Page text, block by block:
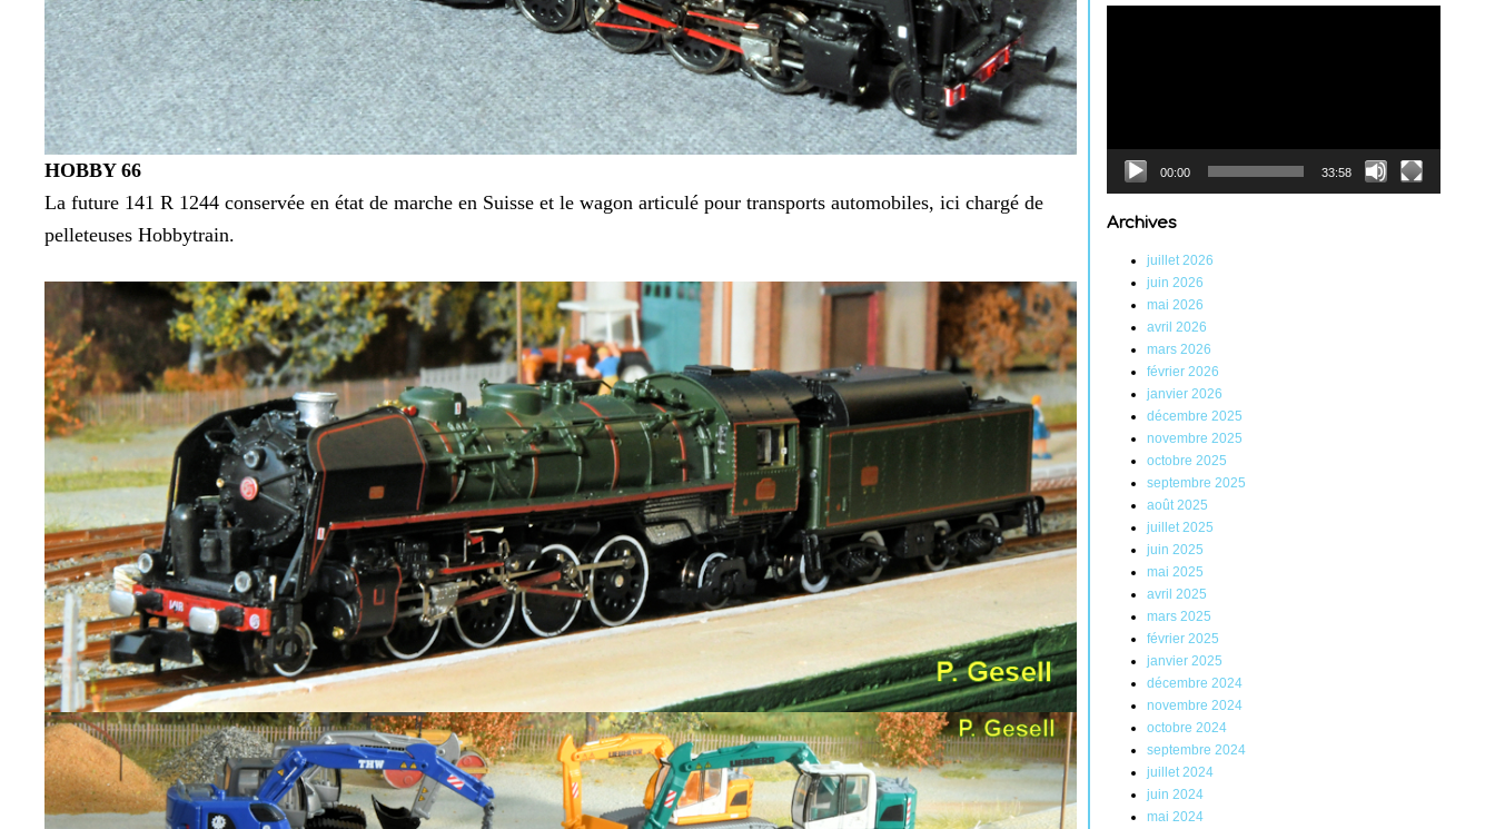
HOBBY 66
La future 141 R 1244 conservée en état de marche en Suisse et le wagon articulé pour transports automobiles, ici chargé de
pelleteuses Hobbytrain.
00:00 33:58
Archives
juillet 2026
juin 2026
mai 2026
avril 2026
mars 2026
février 2026
janvier 2026
décembre 2025
novembre 2025
octobre 2025
septembre 2025
août 2025
juillet 2025
juin 2025
mai 2025
avril 2025
mars 2025
février 2025
janvier 2025
décembre 2024
novembre 2024
octobre 2024
septembre 2024
juillet 2024
juin 2024
mai 2024